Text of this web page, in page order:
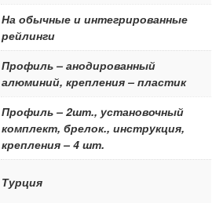
На обычные и интегрированные
рейлинги
Профиль – анодированный
алюминий, крепления – пластик
Профиль – 2шт., установочный
комплект, брелок., инструкция,
крепления – 4 шт.
Турция